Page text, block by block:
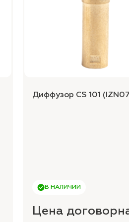
Диффузор CS 101
В НАЛИЧИИ
Цена